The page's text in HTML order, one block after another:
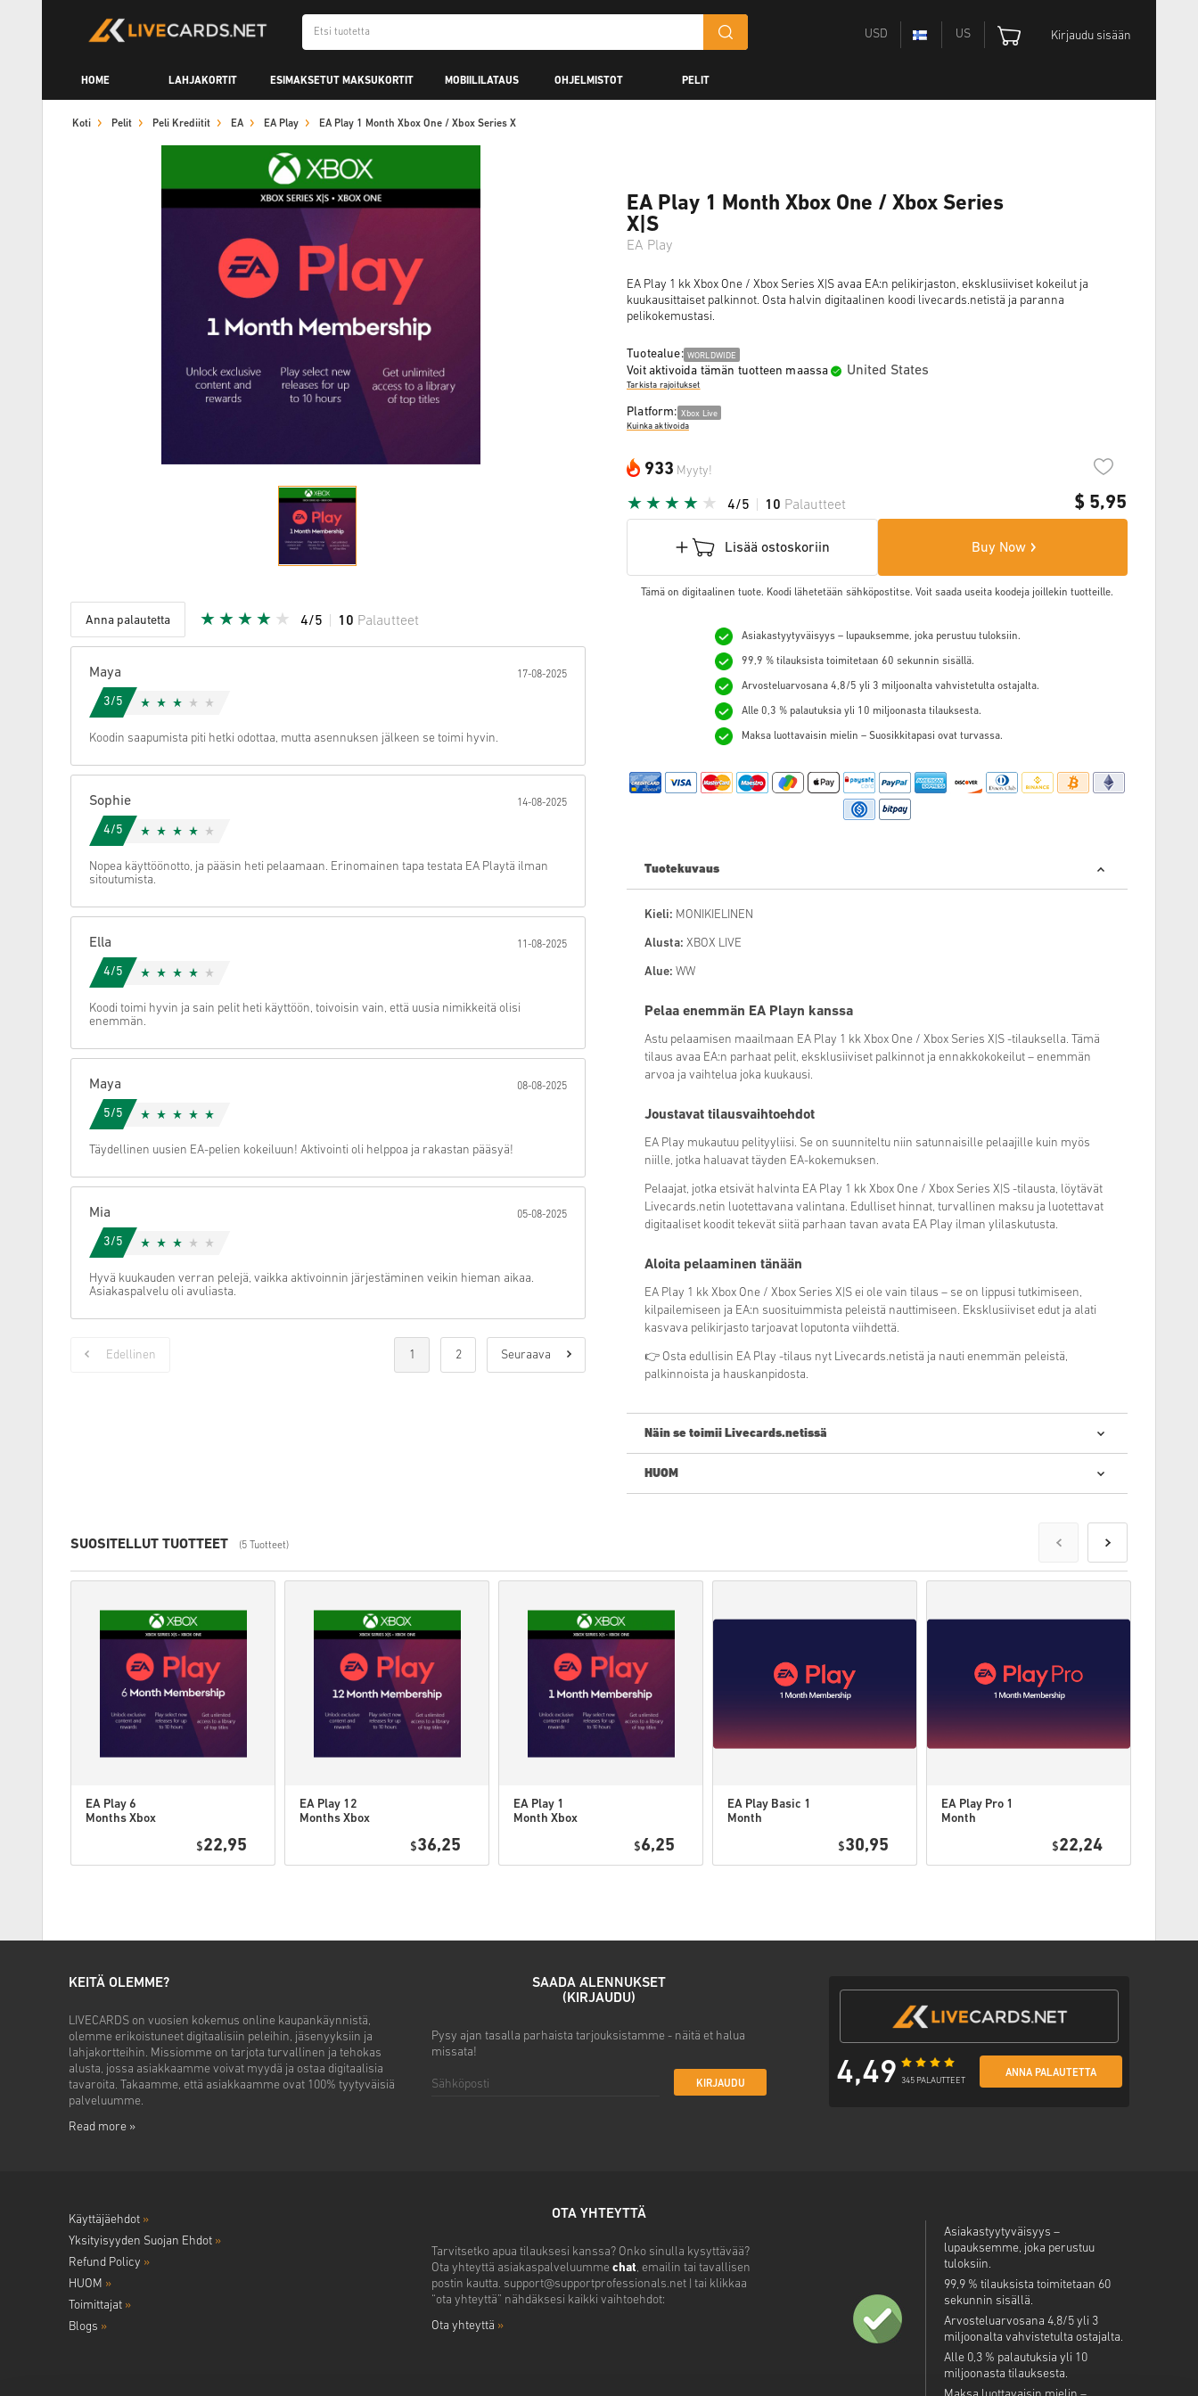
USD US Kirjaudu sisään
HOME LAHJAKORTIT ESIMAKSETUT MAKSUKORTIT MOBIILILATAUS OHJELMISTOT PELIT
Koti Pelit Peli Krediitit EA EA Play EA Play 1 Month Xbox One / Xbox Series X
Anna palautetta 4/5 10 Palautteet
Peruuta
Maya 17-08-2025
3/5
Koodin saapumista piti hetki odottaa, mutta asennuksen jälkeen se toimi hyvin.
Sophie 14-08-2025
4/5
Nopea käyttöönotto, ja pääsin heti pelaamaan. Erinomainen tapa testata EA Playtä ilman
sitoutumista.
Ella 11-08-2025
4/5
Koodi toimi hyvin ja sain pelit heti käyttöön, toivoisin vain, että uusia nimikkeitä olisi
enemmän.
Maya 08-08-2025
5/5
Täydellinen uusien EA-pelien kokeiluun! Aktivointi oli helppoa ja rakastan pääsyä!
Mia 05-08-2025
3/5
Hyvä kuukauden verran pelejä, vaikka aktivoinnin järjestäminen veikin hieman aikaa.
Asiakaspalvelu oli avuliasta.
Edellinen 1 2 Seuraava
EA Play 1 Month Xbox One / Xbox Series
X|S
EA Play
EA Play 1 kk Xbox One / Xbox Series X|S avaa EA:n pelikirjaston, eksklusiiviset kokeilut ja
kuukausittaiset palkinnot. Osta halvin digitaalinen koodi livecards.netistä ja paranna
pelikokemustasi.
Tuotealue: WORLDWIDE
Voit aktivoida tämän tuotteen maassa United States
Tarkista rajoitukset
Platform: Xbox Live
Kuinka aktivoida
933 Myyty!
$ 5,95
4/5 10 Palautteet
Lisää ostoskoriin Buy Now
Tämä on digitaalinen tuote. Koodi lähetetään sähköpostitse. Voit saada useita koodeja joillekin tuotteille.
Asiakastyytyväisyys – lupauksemme, joka perustuu tuloksiin.
99,9 % tilauksista toimitetaan 60 sekunnin sisällä.
Arvosteluarvosana 4,8/5 yli 3 miljoonalta vahvistetulta ostajalta.
Alle 0,3 % palautuksia yli 10 miljoonasta tilauksesta.
Maksa luottavaisin mielin – Suosikkitapasi ovat turvassa.
Tuotekuvaus
Kieli: MONIKIELINEN
Alusta: XBOX LIVE
Alue: WW
Pelaa enemmän EA Playn kanssa
Astu pelaamisen maailmaan EA Play 1 kk Xbox One / Xbox Series X|S -tilauksella. Tämä
tilaus avaa EA:n parhaat pelit, eksklusiiviset palkinnot ja ennakkokokeilut – enemmän
arvoa ja vaihtelua joka kuukausi.
Joustavat tilausvaihtoehdot
EA Play mukautuu pelityyliisi. Se on suunniteltu niin satunnaisille pelaajille kuin myös
niille, jotka haluavat täyden EA-kokemuksen.
Pelaajat, jotka etsivät halvinta EA Play 1 kk Xbox One / Xbox Series X|S -tilausta, löytävät
Livecards.netin luotettavana valintana. Edulliset hinnat, turvallinen maksu ja luotettavat
digitaaliset koodit tekevät siitä parhaan tavan avata EA Play ilman ylilaskutusta.
Aloita pelaaminen tänään
EA Play 1 kk Xbox One / Xbox Series X|S ei ole vain tilaus – se on lippusi tutkimiseen,
kilpailemiseen ja EA:n suosituimmista peleistä nauttimiseen. Eksklusiiviset edut ja alati
kasvava pelikirjasto tarjoavat loputonta viihdettä.
👉 Osta edullisin EA Play -tilaus nyt Livecards.netistä ja nauti enemmän peleistä,
palkinnoista ja hauskanpidosta.
Näin se toimii Livecards.netissä
Uusi Livecards.netissä? Digitaalisten koodien ostaminen on nopeaa ja helppoa:
Katso nopea opas yllä tai seuraa alla olevia vaiheita 👇
HUOM
Lisätietoja, ks.UKK.
Kaikki ladattavat pelikoodimme on tuotettu pelin kehittäjän toimesta ja siksi ne ovat
taatusti aitoja ja alkuperäisiä.
Ladattava sisältö ja DLC- tuotteet: Sinulla on oltava alkuperäinen peruspeli
voidaksesi käyttää näitä tuotteita.
Voit saada useita koodeja joillekin tuotteille.
SUOSITELLUT TUOTTEET (5 Tuotteet)
EA Play 6
Months Xbox
$22,95
EA Play 12
Months Xbox
$36,25
EA Play 1
Month Xbox
$6,25
EA Play Basic 1
Month
$30,95
EA Play Pro 1
Month
$22,24
KEITÄ OLEMME?
LIVECARDS on vuosien kokemus online kaupankäynnistä,
olemme erikoistuneet digitaalisiin peleihin, jäsenyyksiin ja
lahjakortteihin. Missiomme on tarjota turvallinen ja tehokas
alusta, jossa asiakkaamme voivat myydä ja ostaa digitaalisia
tavaroita. Takaamme, että asiakkaamme ovat 100% tyytyväisiä
palveluumme.
Read more »
SAADA ALENNUKSET
(KIRJAUDU)
Pysy ajan tasalla parhaista tarjouksistamme - näitä et halua
missata!
KIRJAUDU 4,49 345 PALAUTTEET
ANNA PALAUTETTA
Käyttäjäehdot »
Yksityisyyden Suojan Ehdot »
Refund Policy »
HUOM »
Toimittajat »
Blogs »
OTA YHTEYTTÄ
Tarvitsetko apua tilauksesi kanssa? Onko sinulla kysyttävää?
Ota yhteyttä asiakaspalveluumme chat, emailin tai tavallisen
postin kautta. support@supportprofessionals.net| tai klikkaa
“ota yhteyttä” nähdäksesi kaikki vaihtoehdot:
Ota yhteyttä »
Asiakastyytyväisyys –
lupauksemme, joka perustuu
tuloksiin.
99,9 % tilauksista toimitetaan 60
sekunnin sisällä.
Arvosteluarvosana 4,8/5 yli 3
miljoonalta vahvistetulta ostajalta.
Alle 0,3 % palautuksia yli 10
miljoonasta tilauksesta.